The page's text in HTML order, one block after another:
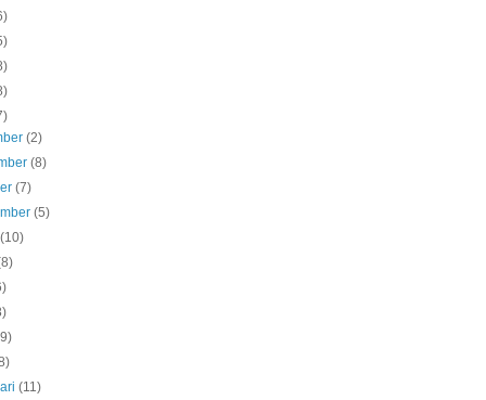
(2)
(8)
(7)
(5)
(10)
(11)